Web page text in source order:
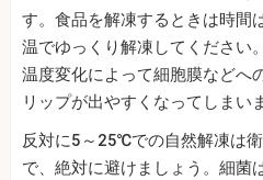
す。食品を解凍するときは時
温でゆっくり解凍してください
温度変化によって細胞膜などへ
リップが出やすくなってしまい
反対に5～25℃での自然解凍は
で、絶対に避けましょう。細